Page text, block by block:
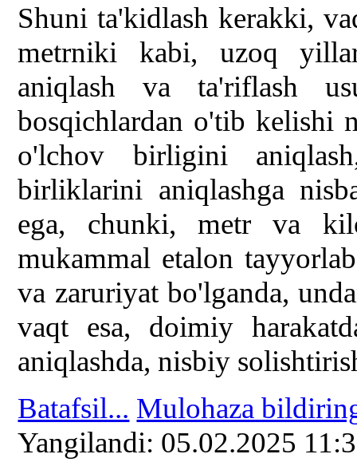
Shuni ta'kidlash kerakki,
metrniki kabi, uzoq
aniqlash va ta'riflash
bosqichlardan o'tib kelishi
o'lchov birligini
birliklarini aniqlashga
ega, chunki, metr va
mukammal etalon
va zaruriyat bo'lganda,
vaqt esa, doimiy
aniqlashda, nisbiy
Batafsil... Mulohaza
Yangilаndi: 05.02.2025